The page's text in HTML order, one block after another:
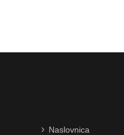
Naslovnica